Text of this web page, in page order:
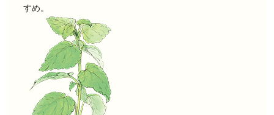
すめ。